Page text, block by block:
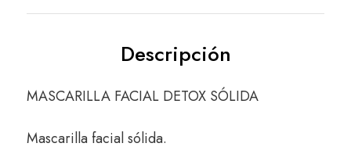
Descripción
MASCARILLA FACIAL DETOX SÓLIDA
Mascarilla facial sólida.